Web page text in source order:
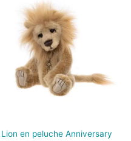
Lion en peluche Anniversary